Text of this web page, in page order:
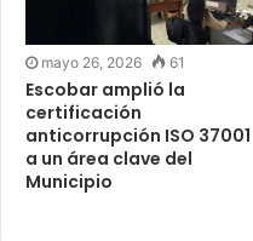
mayo 26, 2026 61
Escobar amplió la
certificación
anticorrupción ISO 37001
a un área clave del
Municipio